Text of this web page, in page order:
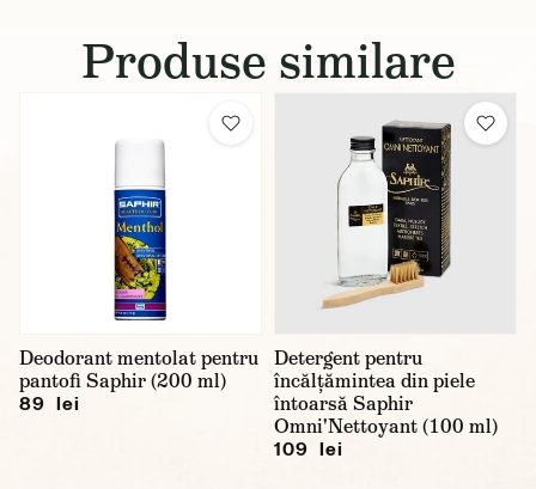
Produse similare
Deodorant mentolat pentru
pantofi Saphir (200 ml)
89 lei
Detergent pentru
încălțămintea din piele
întoarsă Saphir
Omni'Nettoyant (100 ml)
109 lei